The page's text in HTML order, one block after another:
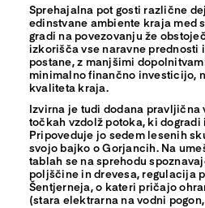
Sprehajalna pot gosti različne
edinstvane ambiente kraja med
gradi na povezovanju že
izkorišča vse naravne prednosti
postane, z manjšimi
minimalno finančno investicijo,
kvaliteta kraja.
Izvirna je tudi dodana pravljična
točkah vzdolž potoka, ki
Pripoveduje jo sedem lesenih
svojo bajko o Gorjancih. Na
tablah se na sprehodu
poljščine in drevesa, regulacija
Šentjerneja, o kateri pričajo
(stara elektrarna na vodni